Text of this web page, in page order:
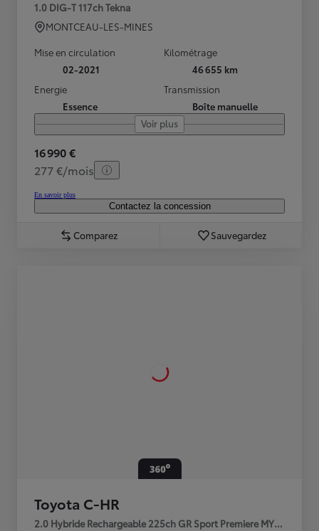
1.0 DIG-T 117ch Tekna
MONTCEAU-LES-MINES
Mise en circulation
02-2021
Kilométrage
46 655 km
Energie
Essence
Transmission
Boîte manuelle
Voir plus
16 990 €
277 €/mois
En savoir plus
Contactez la concession
Comparez Sauvegardez
Toyota C-HR
2.0 Hybride Rechargeable 225ch GR Sport Premiere MY25